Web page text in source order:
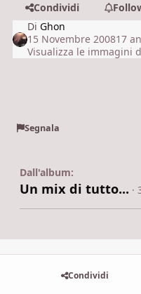
Condividi
Di Ghon
15 Novembre 200817
Visualizza le immagini
Segnala
Dall'album:
Un mix di tutto... ·
Condividi